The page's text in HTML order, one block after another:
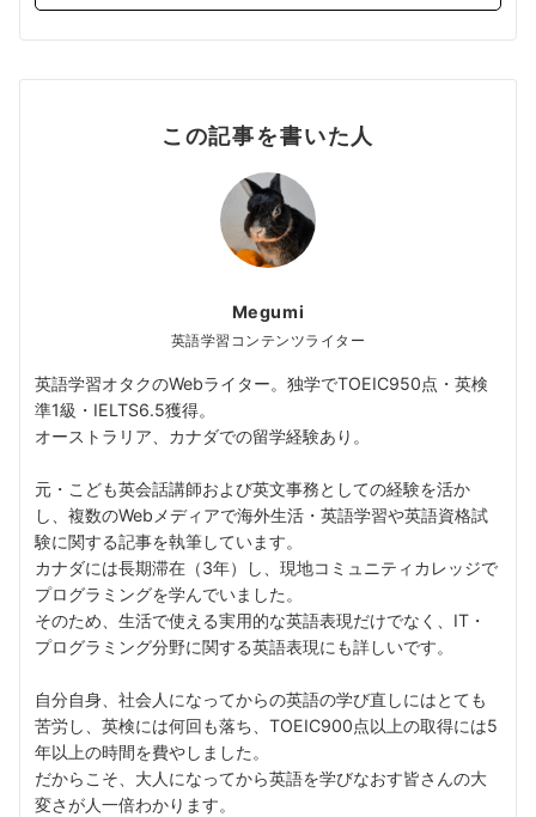
この記事を書いた人
Megumi
英語学習コンテンツライター
英語学習オタクのWebライター。独学でTOEIC950点・英検
準1級・IELTS6.5獲得。
オーストラリア、カナダでの留学経験あり。
元・こども英会話講師および英文事務としての経験を活か
し、複数のWebメディアで海外生活・英語学習や英語資格試
験に関する記事を執筆しています。
カナダには長期滞在（3年）し、現地コミュニティカレッジで
プログラミングを学んでいました。
そのため、生活で使える実用的な英語表現だけでなく、IT・
プログラミング分野に関する英語表現にも詳しいです。
自分自身、社会人になってからの英語の学び直しにはとても
苦労し、英検には何回も落ち、TOEIC900点以上の取得には5
年以上の時間を費やしました。
だからこそ、大人になってから英語を学びなおす皆さんの大
変さが人一倍わかります。